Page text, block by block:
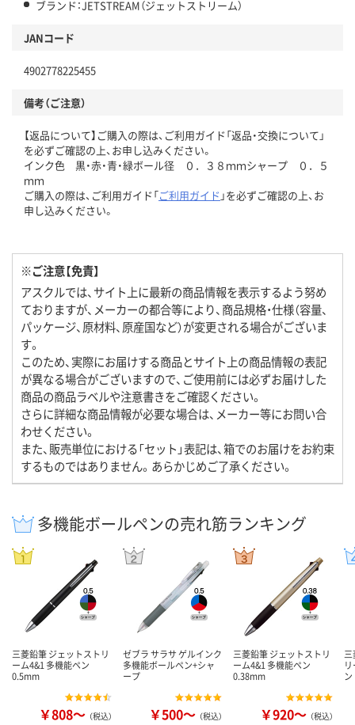
ブランド：JETSTREAM（ジェットストリーム）
JANコード
4902778225455
備考（ご注意）
【返品について】ご購入の際は、ご利用ガイド「返品・交換について」
を必ずご確認の上、お申し込みください。
インク色 黒・赤・青・緑ボール径 ０．３８ｍｍシャープ ０．５
ｍｍ
ご購入の際は、ご利用ガイド「ご利用ガイド 」を必ずご確認の上、お
申し込みください。
※ご注意【免責】
アスクルでは、サイト上に最新の商品情報を表示するよう努め
ておりますが、メーカーの都合等により、商品規格・仕様（容量、
パッケージ、原材料、原産国など）が変更される場合がございま
す。
このため、実際にお届けする商品とサイト上の商品情報の表記
が異なる場合がございますので、ご使用前には必ずお届けした
商品の商品ラベルや注意書きをご確認ください。
さらに詳細な商品情報が必要な場合は、メーカー等にお問い合
わせください。
また、販売単位における「セット」表記は、箱でのお届けをお約束
するものではありません。あらかじめご了承ください。
多機能ボールペンの売れ筋ランキング
三菱鉛筆 ジェットストリ
ーム4&1 多機能ペン
0.5mm
￥808～ （税込）
ゼブラ サラサ ゲルインク
多機能ボールペン+シャ
ープ
￥500～ （税込）
三菱鉛筆 ジェットストリ
ーム4&1 多機能ペン
0.38mm
￥920～ （税込）